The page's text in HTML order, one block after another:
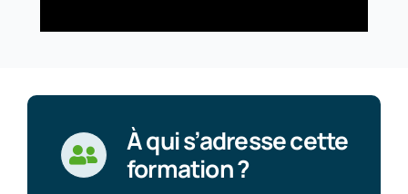
À qui s’adresse cette
formation ?